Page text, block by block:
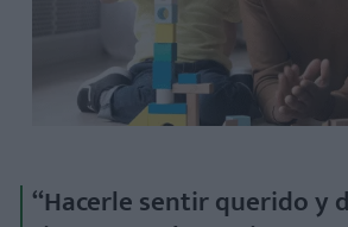
“Hacerle sentir querido y